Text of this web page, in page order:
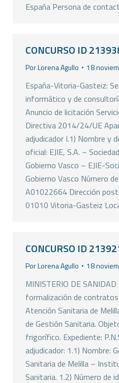
España Persona de
CONCURSO ID
PorLorena Agullo 18
España-Vitoria-Gasteiz:
informático y de
Anuncio de licitación
Directiva 2014/24/UE
adjudicador I.1) Nombre y
oficial: EJIE, S.A. –
Gobierno Vasco – EJIE-
Gobierno Vasco Número
A01022664 Dirección
01010 Vitoria-Gasteiz
CONCURSO ID
PorLorena Agullo 18
MINISTERIO DE
formalización de contratos
Atención Sanitaria de
de Gestión Sanitaria.
frigorífico. Expediente:
adjudicador: 1.1) Nombre:
Sanitaria de Melilla –
Sanitaria. 1.2) Número de